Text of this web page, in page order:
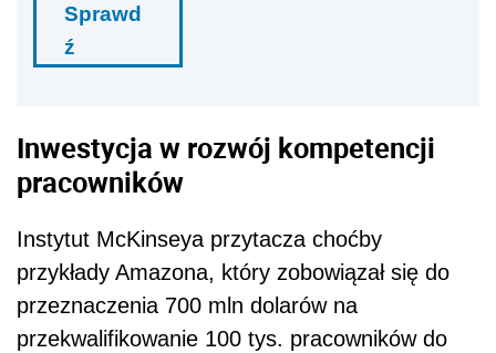
Sprawd
ź
Inwestycja w rozwój kompetencji
pracowników
Instytut McKinseya przytacza choćby
przykłady Amazona, który zobowiązał się do
przeznaczenia 700 mln dolarów na
przekwalifikowanie 100 tys. pracowników do